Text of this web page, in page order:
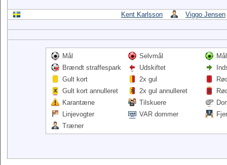
Kent Karlsson Viggo Jensen
Mål Selvmål
Brændt straffespark
Udskiftet
Gult kort
2x gul
Gult kort annulleret
2x gul annulleret
Karantæne
Tilskuere
Linjevogter
VAR dommer
Træner